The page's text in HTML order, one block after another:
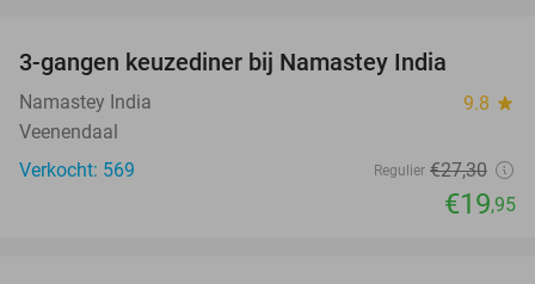
3-gangen keuzediner bij Namastey India
Namastey India 9.8 star
Veenendaal
Verkocht: 569
Regulier €27,30
€19,95